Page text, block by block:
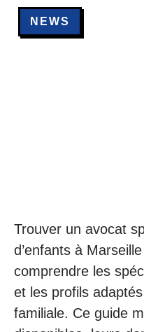
NEWS
Trouver un avocat
d’enfants à
comprendre les
et les profils
familiale. Ce guide